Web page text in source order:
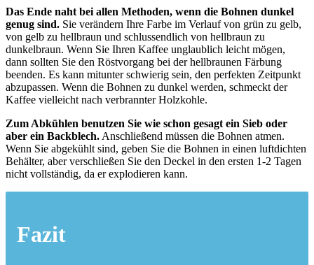
Das Ende naht bei allen Methoden, wenn die Bohnen dunkel
genug sind. Sie verändern Ihre Farbe im Verlauf von grün zu gelb,
von gelb zu hellbraun und schlussendlich von hellbraun zu
dunkelbraun. Wenn Sie Ihren Kaffee unglaublich leicht mögen,
dann sollten Sie den Röstvorgang bei der hellbraunen Färbung
beenden. Es kann mitunter schwierig sein, den perfekten Zeitpunkt
abzupassen. Wenn die Bohnen zu dunkel werden, schmeckt der
Kaffee vielleicht nach verbrannter Holzkohle.
Zum Abkühlen benutzen Sie wie schon gesagt ein Sieb oder
aber ein Backblech. Anschließend müssen die Bohnen atmen.
Wenn Sie abgekühlt sind, geben Sie die Bohnen in einen luftdichten
Behälter, aber verschließen Sie den Deckel in den ersten 1-2 Tagen
nicht vollständig, da er explodieren kann.
Fazit